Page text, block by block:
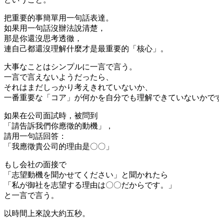
把重要的事簡單用一句話表達。
如果用一句話沒辦法說清楚，
那是你還沒思考透徹，
連自己都還沒理解什麼才是最重要的 「核心」 。
大事なことはシンプルに一言で言う。
一言で言えないようだったら、
それはまだしっかり考えきれていないか、
一番重要な「コア」が何かを自分でも理解できていないかで
如果在公司面試時，被問到
「請告訴我們你應徵的動機」，
請用一句話回答：
「我應徵貴公司的理由是〇〇」
もし会社の面接で
「志望動機を聞かせてください」と聞かれたら
「私が御社を志望する理由は〇〇だからです。」
と一言で言う。
以時間上來說大約五秒。